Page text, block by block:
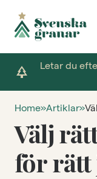
park
Letar du
Home»Artiklar»
Välj
för